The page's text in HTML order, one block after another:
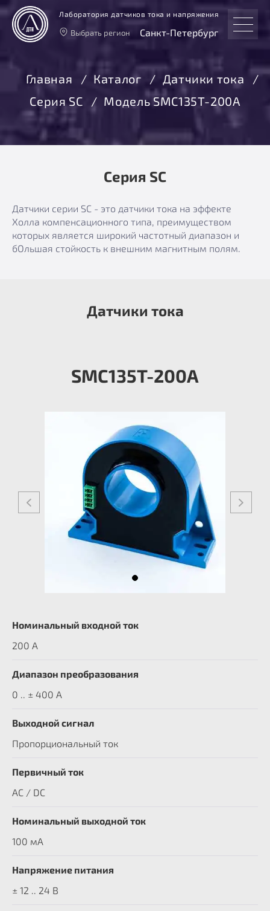
Лаборатория датчиков тока и напряжения
Выбрать регион Санкт-Петербург
Москва
Санкт-Петербург
Екатеринбург
Новосибирск
Главная Каталог
Датчики тока
Серия SC
Модель SMC135T-200A
Серия SC
Датчики серии SC - это датчики тока на эффекте
Холла компенсационного типа, преимуществом
которых является широкий частотный диапазон и
бОльшая стойкость к внешним магнитным полям.
Датчики тока
SMC135T-200A
Номинальный входной ток
200 A
Диапазон преобразования
0 .. ± 400 А
Выходной сигнал
Пропорциональный ток
Первичный ток
AC / DC
Номинальный выходной ток
100 мА
Напряжение питания
± 12 .. 24 В